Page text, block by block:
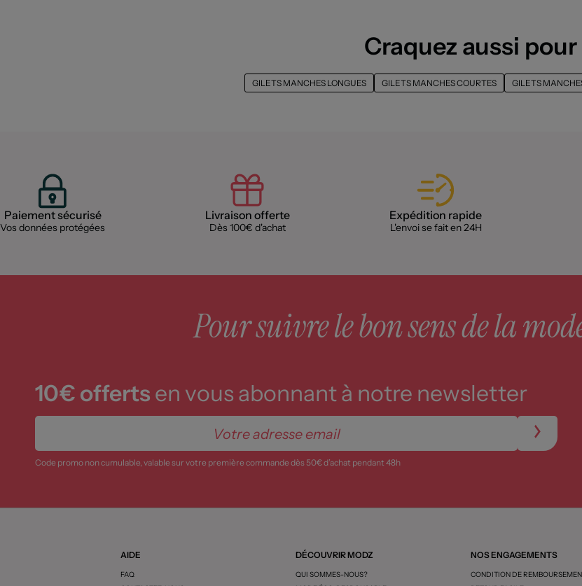
Craquez aussi pour
GILETS MANCHES LONGUES GILETS MANCHES COURTES GILETS
Paiement sécurisé
Vos données protégées
Livraison offerte
Dès 100€ d'achat
Expédition rapide
L'envoi se fait en 24H
Pour suivre le bon sens de la
10€ offerts en vous abonnant à notre newsletter
Code promo non cumulable, valable sur votre première commande dès 50€ d’achat pendant 48h
AIDE
FAQ
DÉCOUVRIR MODZ
QUI SOMMES-NOUS?
NOS ENGAGEMENTS
CONDITION DE